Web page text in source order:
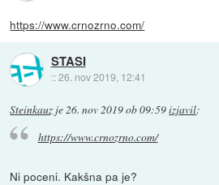
https://www.crnozrno.com/
STASI
::26. nov 2019, 12:41
Steinkauz je26. nov 2019 ob 09:59izjavil:
https://www.crnozrno.com/
Ni poceni. Kakšna pa je?